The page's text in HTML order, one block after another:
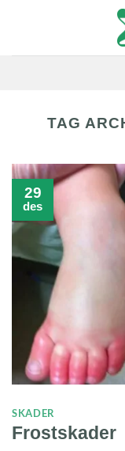
content
TAG
29
des
SKADER
Frostskader